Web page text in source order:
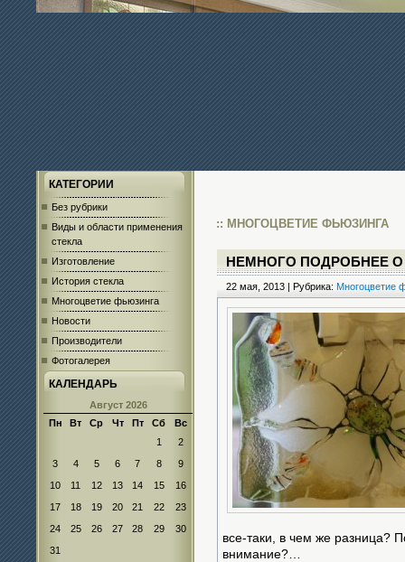
КАТЕГОРИИ
Без рубрики
Виды и области применения
стекла
Изготовление
История стекла
Многоцветие фьюзинга
Новости
Производители
Фотогалерея
КАЛЕНДАРЬ
Август 2026
Пн
Вт Ср Чт Пт Сб
Вс
1
2
3
4 5 6 7 8
9
10
11 12 13 14 15
16
17
18 19 20 21 22
23
24
25 26 27 28 29
30
31
:: МНОГОЦВЕТИЕ ФЬЮЗИНГА
НЕМНОГО ПОДРОБНЕЕ
22 мая, 2013 | Рубрика: Многоцветие
все-таки, в чем же разница?
внимание?…